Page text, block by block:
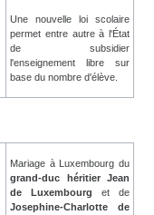
Une nouvelle loi scolaire
permet entre autre à l'État
de subsidier
l'enseignement libre sur
base du nombre d'élève.
Mariage à Luxembourg du
grand-duc héritier Jean
de Luxembourg et de
Josephine-Charlotte de